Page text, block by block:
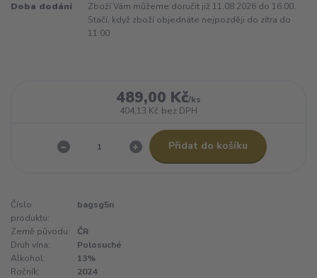
Doba dodání
Zboží Vám můžeme doručit již 11.08.2026 do 16:00.
Stačí, když zboží objednáte nejpozději do zítra do
11:00
489,00 Kč/ks
404,13 Kč bez DPH
Přidat do košíku
Číslo
produktu:
bagsg5n
Země původu:
ČR
Druh vína:
Polosuché
Alkohol:
13%
Ročník:
2024